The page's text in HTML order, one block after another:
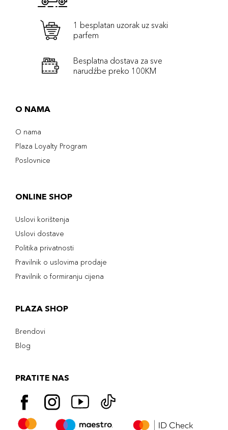
1 besplatan uzorak uz svaki
parfem
Besplatna dostava za sve
narudźbe preko 100KM
O NAMA
O nama
Plaza Loyalty Program
Poslovnice
ONLINE SHOP
Uslovi korištenja
Uslovi dostave
Politika privatnosti
Pravilnik o uslovima prodaje
Pravilnik o formiranju cijena
PLAZA SHOP
Brendovi
Blog
PRATITE NAS